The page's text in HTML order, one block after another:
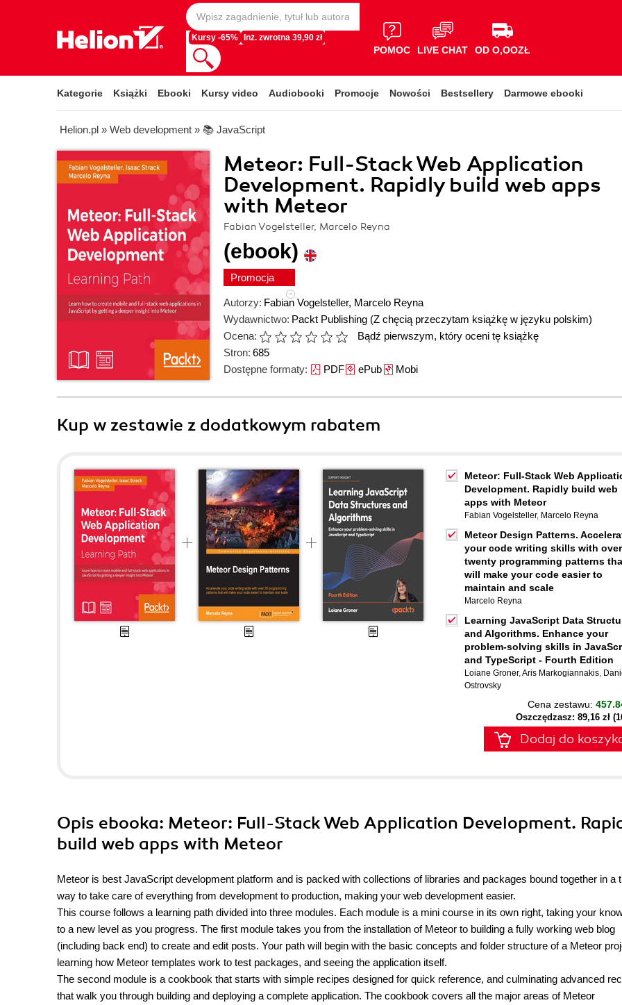
Kursy -65% Inż. zwrotna 39,90 zł
POMOC LIVE CHAT OD O,OOZŁ
Kategorie Książki Ebooki Kursy video Audiobooki Promocje Nowości Bestsellery Darmowe ebooki
Helion.pl » Web development » 📚 JavaScript
Meteor: Full-Stack Web Application
Development. Rapidly build web apps
with Meteor
Fabian Vogelsteller, Marcelo Reyna
(ebook)
Promocja
Autorzy: Fabian Vogelsteller, Marcelo Reyna
Wydawnictwo: Packt Publishing (Z chęcią przeczytam książkę w języku polskim)
Ocena:
Bądź pierwszym, który oceni tę książkę
Stron: 685
Dostępne formaty: PDFePubMobi
Kup w zestawie z dodatkowym rabatem
Meteor: Full-Stack Web
Development. Rapidly build web
apps with Meteor
Fabian Vogelsteller, Marcelo Reyna
Meteor Design Patterns.
your code writing skills with over
twenty programming patterns
will make your code easier to
maintain and scale
Marcelo Reyna
Learning JavaScript Data
and Algorithms. Enhance your
problem-solving skills in
and TypeScript - Fourth Edition
Loiane Groner,Aris Markogiannakis,
Ostrovsky
Cena zestawu:
Oszczędzasz: 89,16 zł
Dodaj do
Opis ebooka: Meteor: Full-Stack Web Application Development.
build web apps with Meteor
Meteor is best JavaScript development platform and is packed with collections of libraries and packages bound together in a
way to take care of everything from development to production, making your web development easier.
This course follows a learning path divided into three modules. Each module is a mini course in its own right, taking your
to a new level as you progress. The first module takes you from the installation of Meteor to building a fully working web blog
(including back end) to create and edit posts. Your path will begin with the basic concepts and folder structure of a Meteor
learning how Meteor templates work to test packages, and seeing the application itself.
The second module is a cookbook that starts with simple recipes designed for quick reference, and culminating advanced
that walk you through building and deploying a complete application. The cookbook covers all the major areas of Meteor